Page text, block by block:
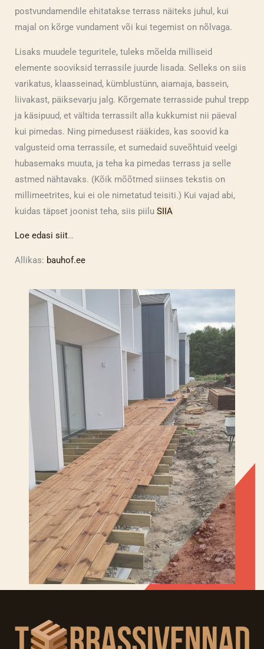
postvundamendile ehitatakse terrass näiteks juhul, kui
majal on kõrge vundament või kui tegemist on nõlvaga.
Lisaks muudele teguritele, tuleks mõelda milliseid
elemente sooviksid terrassile juurde lisada. Selleks on siis
varikatus, klaasseinad, kümblustünn, aiamaja, bassein,
liivakast, päiksevarju jalg. Kõrgemate terrasside puhul trepp
ja käsipuud, et vältida terrassilt alla kukkumist nii päeval
kui pimedas. Ning pimedusest rääkides, kas soovid ka
valgusteid oma terrassile, et sumedaid suveõhtuid veelgi
hubasemaks muuta, ja teha ka pimedas terrass ja selle
astmed nähtavaks. (Kõik mõõtmed siinses tekstis on
millimeetrites, kui ei ole nimetatud teisiti.) Kui vajad abi,
kuidas täpset joonist teha, siis piilu SIIA
Loe edasi siit…
Allikas: bauhof.ee